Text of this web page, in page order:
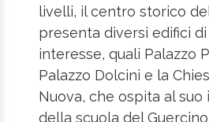
livelli, il centro storico
presenta diversi edifici
interesse, quali Palazzo
Palazzo Dolcini e la
Nuova, che ospita al
della scuola del Guercino.